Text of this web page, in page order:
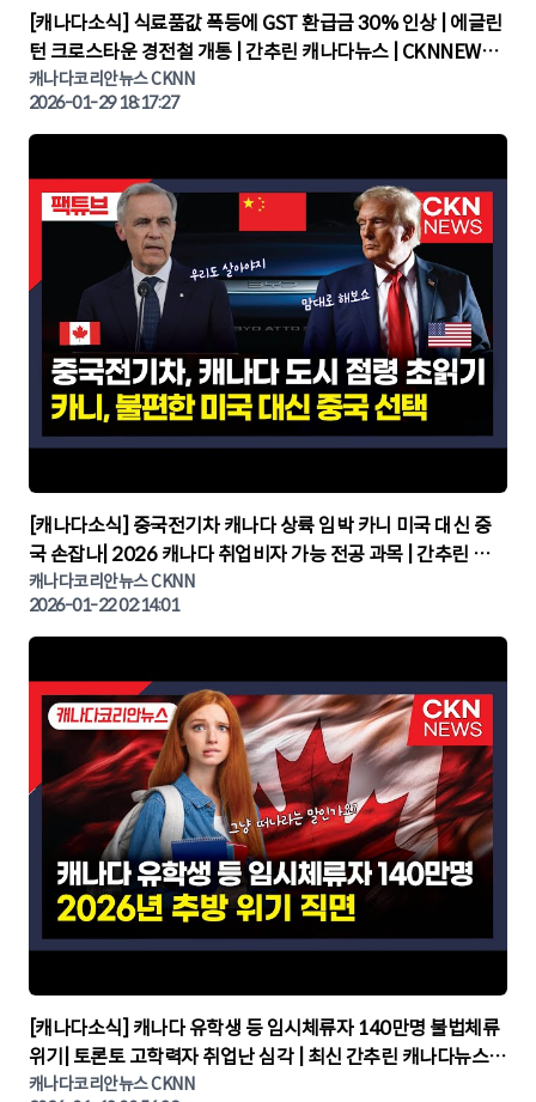
▶
[캐나다소식] 식료품값 폭등에 GST 환급금 30% 인상 | 에글린
턴 크로스타운 경전철 개통 | 간추린 캐나다뉴스 | CKNNEWS,
캐나다코리안뉴스
캐나다코리안뉴스 CKNN
2026-01-29 18:17:27
▶
[캐나다소식] 중국전기차 캐나다 상륙 임박 카니 미국 대신 중
국 손잡나| 2026 캐나다 취업비자 가능 전공 과목 | 간추린 캐
나다뉴스 | CKNNEWS, 캐나다코리안뉴스
캐나다코리안뉴스 CKNN
2026-01-22 02:14:01
▶
[캐나다소식] 캐나다 유학생 등 임시체류자 140만명 불법체류
위기| 토론토 고학력자 취업난 심각 | 최신 간추린 캐나다뉴스 |
CKNNEWS, 캐나다코리안뉴스
캐나다코리안뉴스 CKNN